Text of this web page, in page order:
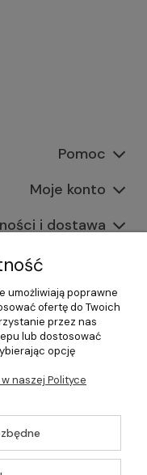
Pomoc
Moje konto
i dostawa
Informacje
O nas
|
barów
umożliwiają poprawne
ofertę do Twoich
przez nas
lub dostosować
opcję
naszej Polityce